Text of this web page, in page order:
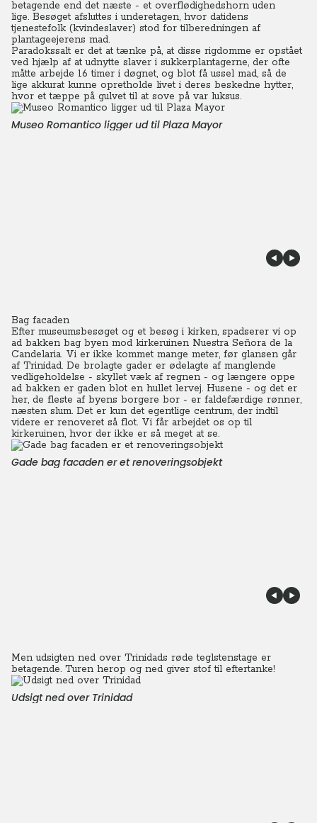
betagende end det næste - et overflødighedshorn uden
lige. Besøget afsluttes i underetagen, hvor datidens
tjenestefolk (kvindeslaver) stod for tilberedningen af
plantageejerens mad.
Paradokssalt er det at tænke på, at disse rigdomme er opstået
ved hjælp af at udnytte slaver i sukkerplantagerne, der ofte
måtte arbejde 16 timer i døgnet, og blot få ussel mad, så de
lige akkurat kunne opretholde livet i deres beskedne hytter,
hvor et tæppe på gulvet til at sove på var luksus.
Museo Romantico ligger ud til Plaza Mayor
Bag facaden
Efter museumsbesøget og et besøg i kirken, spadserer vi op
ad bakken bag byen mod kirkeruinen Nuestra Señora de la
Candelaria. Vi er ikke kommet mange meter, før glansen går
af Trinidad. De brolagte gader er ødelagte af manglende
vedligeholdelse - skyllet væk af regnen - og længere oppe
ad bakken er gaden blot en hullet lervej. Husene - og det er
her, de fleste af byens borgere bor - er faldefærdige rønner,
næsten slum. Det er kun det egentlige centrum, der indtil
videre er renoveret så flot. Vi får arbejdet os op til
kirkeruinen, hvor der ikke er så meget at se.
Gade bag facaden er et renoveringsobjekt
Men udsigten ned over Trinidads røde teglstenstage er
betagende. Turen herop og ned giver stof til eftertanke!
Udsigt ned over Trinidad